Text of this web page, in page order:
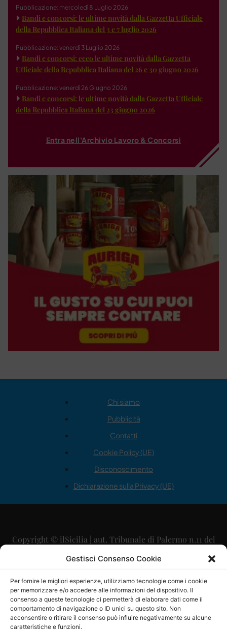
Gestisci Consenso Cookie
Per fornire le migliori esperienze, utilizziamo tecnologie come i cookie
per memorizzare e/o accedere alle informazioni del dispositivo. Il
consenso a queste tecnologie ci permetterà di elaborare dati come il
comportamento di navigazione o ID unici su questo sito. Non
acconsentire o ritirare il consenso può influire negativamente su alcune
caratteristiche e funzioni.
Pubblicazione: mercoledì 8 Luglio 2026
Bandi e concorsi: le ultime novità dalla Gazzetta Ufficiale
della Repubblica Italiana del 3 e 7 luglio 2026
Pubblicazione: venerdì 3 Luglio 2026
Bandi e concorsi: ecco le ultime novità dalla Gazzetta
Ufficiale della Repubblica Italiana del 26 e 30 giugno 2026
Pubblicazione: venerdì 26 Giugno 2026
Bandi e concorsi: le ultime novità dalla Gazzetta Ufficiale
della Repubblica Italiana del 23 giugno 2026
Entra nell'Archivio Lavoro & Concorsi
Chi siamo
Pubblicità
Contatti
Cookie Policy (UE)
Disconoscimento
Dichiarazione sulla Privacy (UE)
Copyright © ilSicilia | aut. Tribunale di Palermo n.11 del
29/09/2015
Direttore Editoriale: Maurizio Scaglione
Direttore Responsabile: Maria Calabrese